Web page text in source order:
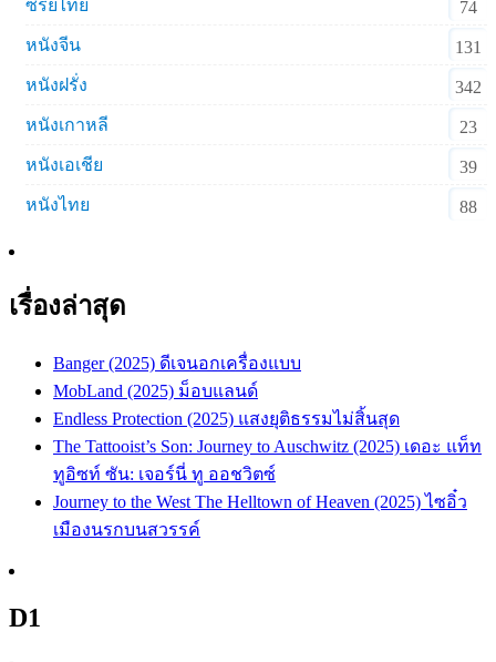
ซีรีย์ไทย
74
หนังจีน
131
หนังฝรั่ง
342
หนังเกาหลี
23
หนังเอเชีย
39
หนังไทย
88
เรื่องล่าสุด
Banger (2025) ดีเจนอกเครื่องแบบ
MobLand (2025) ม็อบแลนด์
Endless Protection (2025) แสงยุติธรรมไม่สิ้นสุด
The Tattooist’s Son: Journey to Auschwitz (2025) เดอะ แท็ท
ทูอิซท์ ซัน: เจอร์นี่ ทู ออชวิตซ์
Journey to the West The Helltown of Heaven (2025) ไซอิ๋ว
เมืองนรกบนสวรรค์
D1